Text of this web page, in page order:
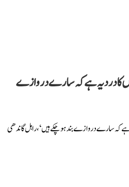
کا درد یہ ہے کہ سارے دروازے